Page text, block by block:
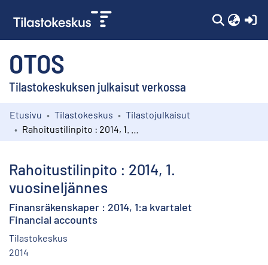
OTOS
Tilastokeskuksen julkaisut verkossa
Kokoelmat
Etusivu Tilastokeskus
Tilastojulkaisut
Rahoitustilinpito : 2014, 1.
vuosineljännes
Finansräkenskaper : 2014, 1:a kvartalet
Financial accounts
Tilastokeskus
2014